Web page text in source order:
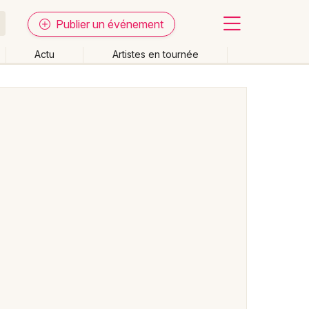
Publier un événement
Actu Artistes en tournée